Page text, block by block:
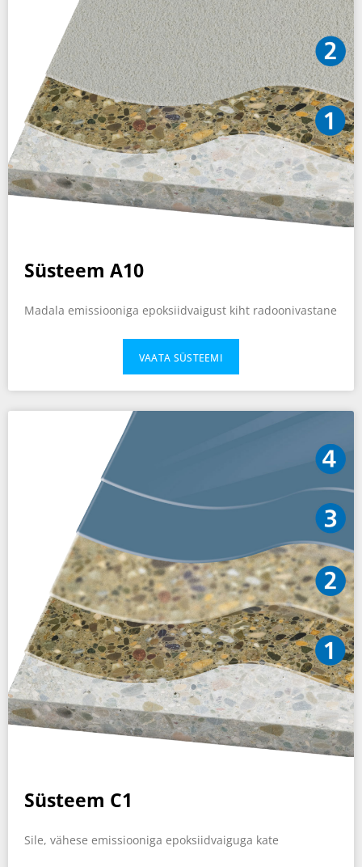
Süsteem A10
Madala emissiooniga epoksiidvaigust kiht radoonivastane
VAATA SÜSTEEMI
Süsteem C1
Sile, vähese emissiooniga epoksiidvaiguga kate